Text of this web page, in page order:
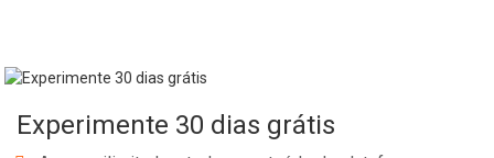
Experimente 30 dias grátis
Whatsapp Facebook